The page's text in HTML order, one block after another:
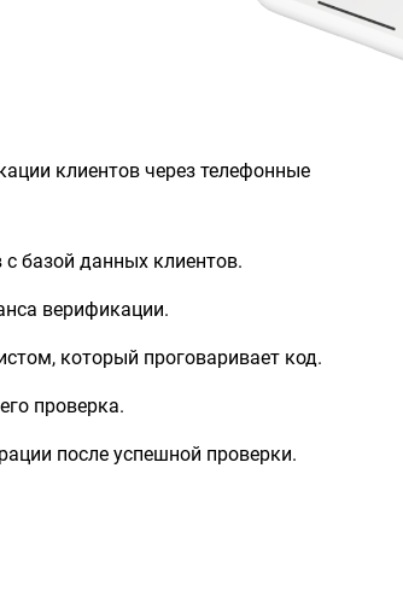
клиентов через телефонные
базой данных клиентов.
верификации.
который проговаривает код.
проверка.
после успешной проверки.